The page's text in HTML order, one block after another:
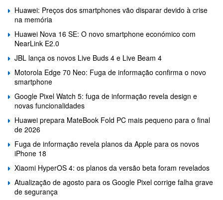
Huawei: Preços dos smartphones vão disparar devido à crise
na memória
Huawei Nova 16 SE: O novo smartphone económico com
NearLink E2.0
JBL lança os novos Live Buds 4 e Live Beam 4
Motorola Edge 70 Neo: Fuga de informação confirma o novo
smartphone
Google Pixel Watch 5: fuga de informação revela design e
novas funcionalidades
Huawei prepara MateBook Fold PC mais pequeno para o final
de 2026
Fuga de informação revela planos da Apple para os novos
iPhone 18
Xiaomi HyperOS 4: os planos da versão beta foram revelados
Atualização de agosto para os Google Pixel corrige falha grave
de segurança